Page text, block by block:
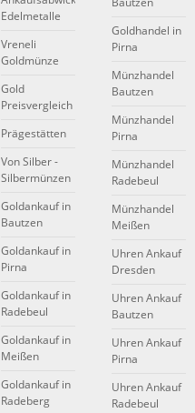
Edelmetalle
Vreneli
Goldmünze
Gold
Preisvergleich
Prägestätten
Von Silber -
Silbermünzen
Goldankauf in
Bautzen
Goldankauf in
Pirna
Goldankauf in
Radebeul
Goldankauf in
Meißen
Goldankauf in
Radeberg
Goldhandel in
Pirna
Münzhandel
Bautzen
Münzhandel
Pirna
Münzhandel
Radebeul
Münzhandel
Meißen
Uhren Ankauf
Dresden
Uhren Ankauf
Bautzen
Uhren Ankauf
Pirna
Uhren Ankauf
Radebeul